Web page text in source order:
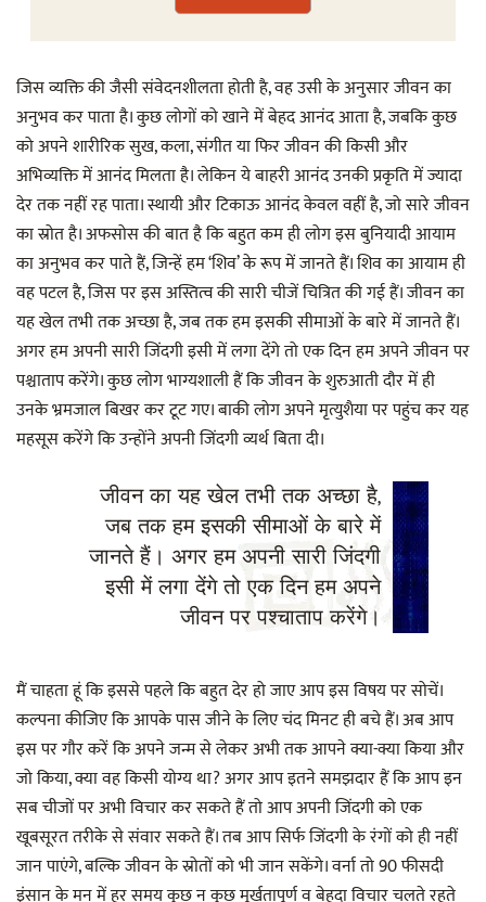
जिस व्यक्ति की जैसी संवेदनशीलता होती है, वह उसी के अनुसार जीवन का
अनुभव कर पाता है। कुछ लोगों को खाने में बेहद आनंद आता है, जबकि कुछ
को अपने शारीरिक सुख, कला, संगीत या फिर जीवन की किसी और
अभिव्यक्ति में आनंद मिलता है। लेकिन ये बाहरी आनंद उनकी प्रकृति में ज्यादा
देर तक नहीं रह पाता। स्थायी और टिकाऊ आनंद केवल वहीं है, जो सारे जीवन
का स्रोत है। अफसोस की बात है कि बहुत कम ही लोग इस बुनियादी आयाम
का अनुभव कर पाते हैं, जिन्हें हम ‘शिव’ के रूप में जानते हैं। शिव का आयाम ही
वह पटल है, जिस पर इस अस्तित्व की सारी चीजें चित्रित की गई हैं। जीवन का
यह खेल तभी तक अच्छा है, जब तक हम इसकी सीमाओं के बारे में जानते हैं।
अगर हम अपनी सारी जिंदगी इसी में लगा देंगे तो एक दिन हम अपने जीवन पर
पश्चाताप करेंगे। कुछ लोग भाग्यशाली हैं कि जीवन के शुरुआती दौर में ही
उनके भ्रमजाल बिखर कर टूट गए। बाकी लोग अपने मृत्युशैया पर पहुंच कर यह
महसूस करेंगे कि उन्होंने अपनी जिंदगी व्यर्थ बिता दी।
जीवन का यह खेल तभी तक अच्छा है,
जब तक हम इसकी सीमाओं के बारे में
जानते हैं। अगर हम अपनी सारी जिंदगी
इसी में लगा देंगे तो एक दिन हम अपने
जीवन पर पश्चाताप करेंगे।
मैं चाहता हूं कि इससे पहले कि बहुत देर हो जाए आप इस विषय पर सोचें।
कल्पना कीजिए कि आपके पास जीने के लिए चंद मिनट ही बचे हैं। अब आप
इस पर गौर करें कि अपने जन्म से लेकर अभी तक आपने क्या-क्या किया और
जो किया, क्या वह किसी योग्य था? अगर आप इतने समझदार हैं कि आप इन
सब चीजों पर अभी विचार कर सकते हैं तो आप अपनी जिंदगी को एक
खूबसूरत तरीके से संवार सकते हैं। तब आप सिर्फ जिंदगी के रंगों को ही नहीं
जान पाएंगे, बल्कि जीवन के स्रोतों को भी जान सकेंगे। वर्ना तो 90 फीसदी
इंसान के मन में हर समय कुछ न कुछ मूर्खतापूर्ण व बेहूदा विचार चलते रहते